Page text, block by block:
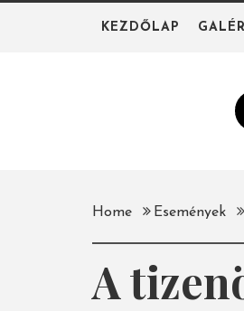
KEZDŐLAP
Home Események
A